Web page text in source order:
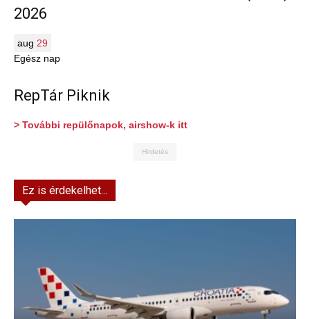
2026
aug 29
Egész nap
RepTár Piknik
> További repülőnapok, airshow-k itt
Hirdetés
Ez is érdekelhet...